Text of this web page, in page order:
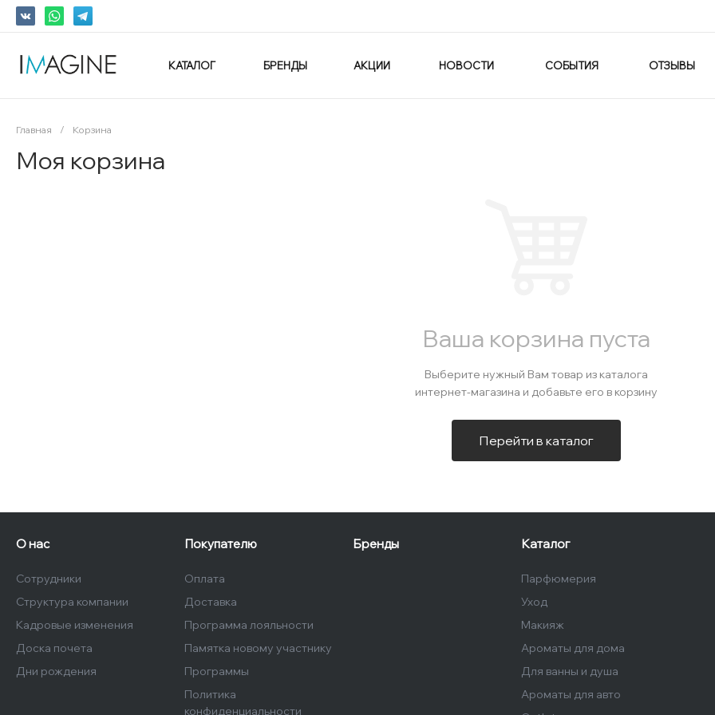
КАТАЛОГ БРЕНДЫ АКЦИИ НОВОСТИ СОБЫТИЯ ОТЗЫВЫ
Главная / Корзина
Моя корзина
Ваша корзина пуста
Выберите нужный Вам товар из каталога
интернет-магазина и добавьте его в корзину
Перейти в каталог
О нас
Сотрудники
Структура компании
Кадровые изменения
Доска почета
Дни рождения
Покупателю
Оплата
Доставка
Программа лояльности
Памятка новому участнику
Программы
Политика
конфиденциальности
Бренды Каталог
Парфюмерия
Уход
Макияж
Ароматы для дома
Для ванны и душа
Ароматы для авто